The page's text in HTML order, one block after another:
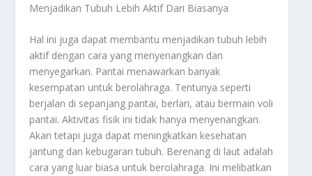
Menjadikan Tubuh Lebih Aktif Dari Biasanya
Hal ini juga dapat membantu menjadikan tubuh lebih
aktif dengan cara yang menyenangkan dan
menyegarkan. Pantai menawarkan banyak
kesempatan untuk berolahraga. Tentunya seperti
berjalan di sepanjang pantai, berlari, atau bermain voli
pantai. Aktivitas fisik ini tidak hanya menyenangkan.
Akan tetapi juga dapat meningkatkan kesehatan
jantung dan kebugaran tubuh. Berenang di laut adalah
cara yang luar biasa untuk berolahraga. Ini melibatkan